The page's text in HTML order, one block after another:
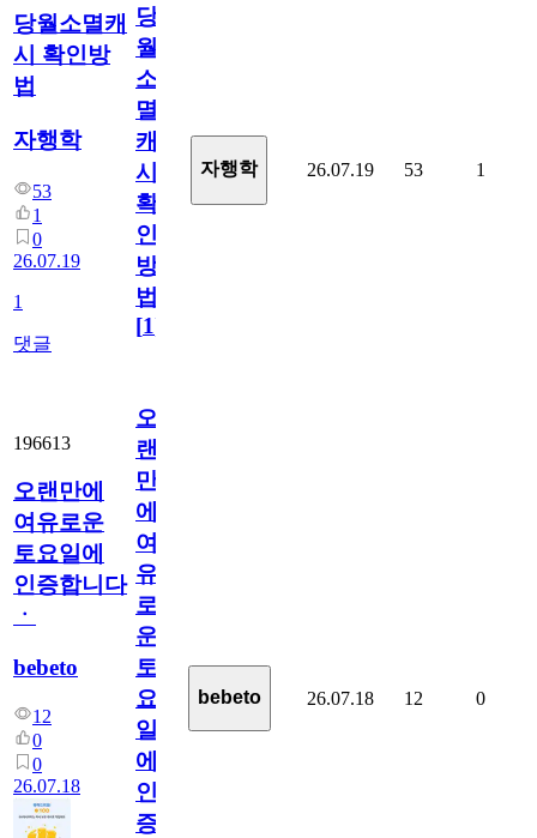
당월소멸캐
시 확인방
법
자행학
53
1
0
26.07.19
1
댓글
당
월
소
멸
캐
시
확
인
방
법
[1]
자행학 26.07.19 53 1
196613
오랜만에
여유로운
토요일에
인증합니다
ㆍ
bebeto
12
0
0
26.07.18
오
랜
만
에
여
유
로
운
토
요
일
에
인
증
bebeto 26.07.18 12 0